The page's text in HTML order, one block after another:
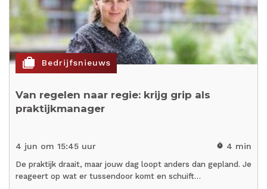
cases Bedrijfsnieuws
Van regelen naar regie: krijg grip als
praktijkmanager
4 jun om 15:45 uur timer 4 min
De praktijk draait, maar jouw dag loopt anders dan gepland. Je
reageert op wat er tussendoor komt en schuift…